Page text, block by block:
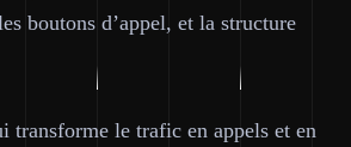
boutons d’appel, et la structure
transforme le trafic en appels et en